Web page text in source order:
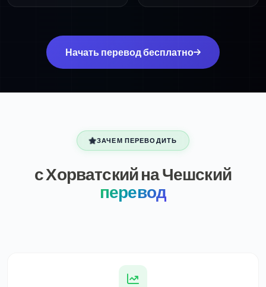
Начать перевод бесплатно
ЗАЧЕМ ПЕРЕВОДИТЬ
с Хорватский на Чешский
перевод